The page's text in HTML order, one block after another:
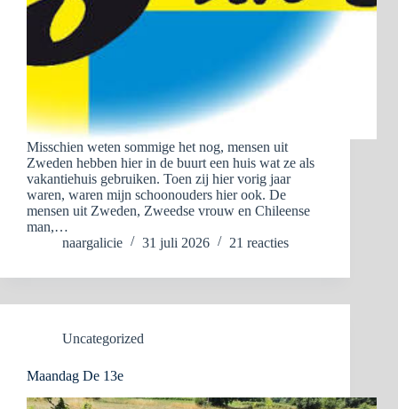
Misschien weten sommige het nog, mensen uit
Zweden hebben hier in de buurt een huis wat ze als
vakantiehuis gebruiken. Toen zij hier vorig jaar
waren, waren mijn schoonouders hier ook. De
mensen uit Zweden, Zweedse vrouw en Chileense
man,…
naargalicie
31 juli 2026 21 reacties
Uncategorized
Maandag De 13e